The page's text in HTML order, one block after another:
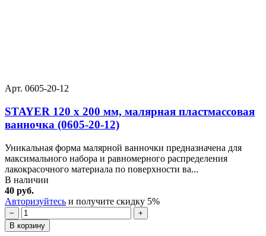
Арт. 0605-20-12
STAYER 120 х 200 мм, малярная пластмассовая
ванночка (0605-20-12)
Уникальная форма малярной ванночки предназначена для
максимального набора и равномерного распределения
лакокрасочного материала по поверхности ва...
В наличии
40 руб.
Авторизуйтесь и получите скидку 5%
−
+
В корзину